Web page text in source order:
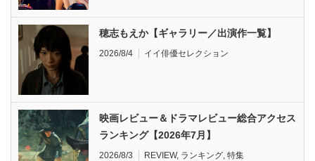
穂志もえか【ギャラリー／出演作一覧】
2026/8/4 イイ俳優セレクション
映画レビュー＆ドラマレビュー総合アクセス
ランキング【2026年7月】
2026/8/3 REVIEW, ランキング, 特集